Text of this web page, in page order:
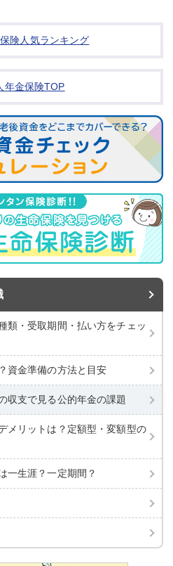
険人気ランキング
年金保険TOP
類・受取期間・払い方をチェッ
資金準備の方法と目安
収支で見る公的年金の課題
メリットは？定額型・変額型の
一生涯？一定期間？